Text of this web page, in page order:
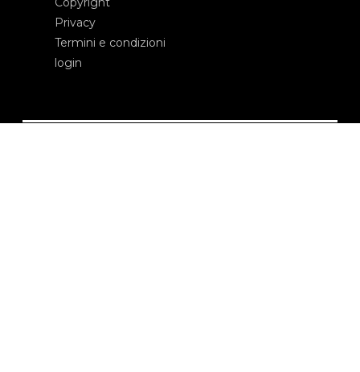
Privacy
Termini e condizioni
login